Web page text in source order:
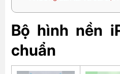
Bộ hình nền
chuẩn